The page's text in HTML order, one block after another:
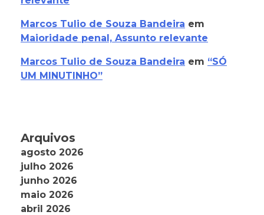
Marcos Tulio de Souza Bandeira em
Maioridade penal, Assunto relevante
Marcos Tulio de Souza Bandeira em “SÓ
UM MINUTINHO”
Arquivos
agosto 2026
julho 2026
junho 2026
maio 2026
abril 2026